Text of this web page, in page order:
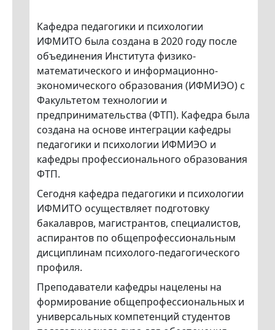
Кафедра педагогики и психологии
ИФМИТО была создана в 2020 году после
объединения Института физико-
математического и информационно-
экономического образования (ИФМИЭО) с
Факультетом технологии и
предпринимательства (ФТП). Кафедра была
создана на основе интеграции кафедры
педагогики и психологии ИФМИЭО и
кафедры профессионального образования
ФТП.
Сегодня кафедра педагогики и психологии
ИФМИТО осуществляет подготовку
бакалавров, магистрантов, специалистов,
аспирантов по общепрофессиональным
дисциплинам психолого-педагогического
профиля.
Преподаватели кафедры нацелены на
формирование общепрофессиональных и
универсальных компетенций студентов